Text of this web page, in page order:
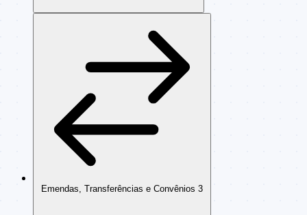
Emendas, Transferências e Convênios 3